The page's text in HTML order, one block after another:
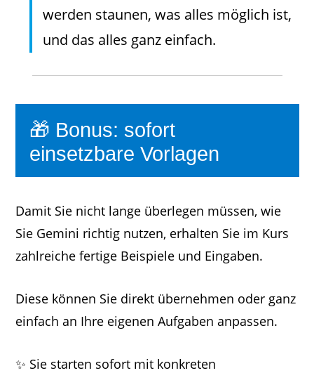
werden staunen, was alles möglich ist,
und das alles ganz einfach.
🎁 Bonus: sofort
einsetzbare Vorlagen
Damit Sie nicht lange überlegen müssen, wie
Sie Gemini richtig nutzen, erhalten Sie im Kurs
zahlreiche fertige Beispiele und Eingaben.
Diese können Sie direkt übernehmen oder ganz
einfach an Ihre eigenen Aufgaben anpassen.
✨ Sie starten sofort mit konkreten